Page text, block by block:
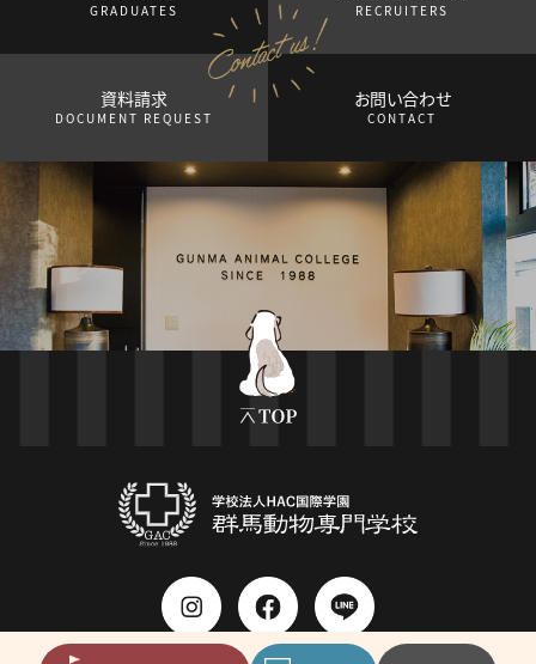
GRADUATES RECRUITERS
資料請求
DOCUMENT REQUEST
お問い合わせ
CONTACT